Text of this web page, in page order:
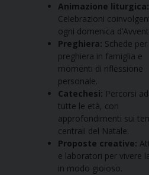
Animazione liturgica:
Celebrazioni
ogni domenica
Preghiera: Schede per
preghiera in famiglia e
momenti di riflessione
personale.
Catechesi: Percorsi
tutte le età, con
approfondimenti sui
centrali del Natale.
Proposte creative:
e laboratori per vivere
in modo gioioso.